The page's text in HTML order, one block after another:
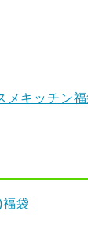
メキッチン福
袋